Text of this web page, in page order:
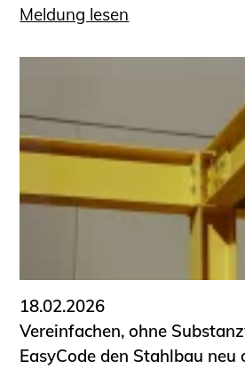
Meldung lesen
18.02.2026
Vereinfachen, ohne
EasyCode den Stahlbau neu